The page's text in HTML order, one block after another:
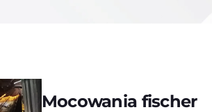
Mocowania fischer